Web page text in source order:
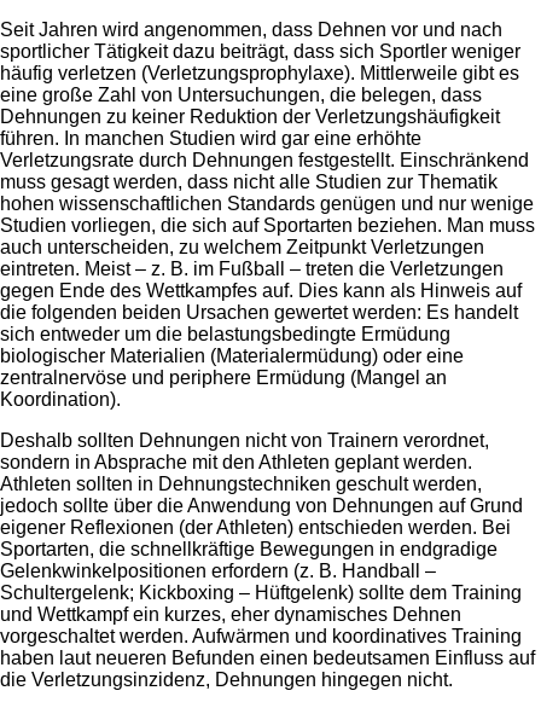
Seit Jahren wird angenommen, dass Dehnen vor und nach
sportlicher Tätigkeit dazu beiträgt, dass sich Sportler weniger
häufig verletzen (Verletzungsprophylaxe). Mittlerweile gibt es
eine große Zahl von Untersuchungen, die belegen, dass
Dehnungen zu keiner Reduktion der Verletzungshäufigkeit
führen. In manchen Studien wird gar eine erhöhte
Verletzungsrate durch Dehnungen festgestellt. Einschränkend
muss gesagt werden, dass nicht alle Studien zur Thematik
hohen wissenschaftlichen Standards genügen und nur wenige
Studien vorliegen, die sich auf Sportarten beziehen. Man muss
auch unterscheiden, zu welchem Zeitpunkt Verletzungen
eintreten. Meist – z. B. im Fußball – treten die Verletzungen
gegen Ende des Wettkampfes auf. Dies kann als Hinweis auf
die folgenden beiden Ursachen gewertet werden: Es handelt
sich entweder um die belastungsbedingte Ermüdung
biologischer Materialien (Materialermüdung) oder eine
zentralnervöse und periphere Ermüdung (Mangel an
Koordination).
Deshalb sollten Dehnungen nicht von Trainern verordnet,
sondern in Absprache mit den Athleten geplant werden.
Athleten sollten in Dehnungstechniken geschult werden,
jedoch sollte über die Anwendung von Dehnungen auf Grund
eigener Reflexionen (der Athleten) entschieden werden. Bei
Sportarten, die schnellkräftige Bewegungen in endgradige
Gelenkwinkelpositionen erfordern (z. B. Handball –
Schultergelenk; Kickboxing – Hüftgelenk) sollte dem Training
und Wettkampf ein kurzes, eher dynamisches Dehnen
vorgeschaltet werden. Aufwärmen und koordinatives Training
haben laut neueren Befunden einen bedeutsamen Einfluss auf
die Verletzungsinzidenz, Dehnungen hingegen nicht.